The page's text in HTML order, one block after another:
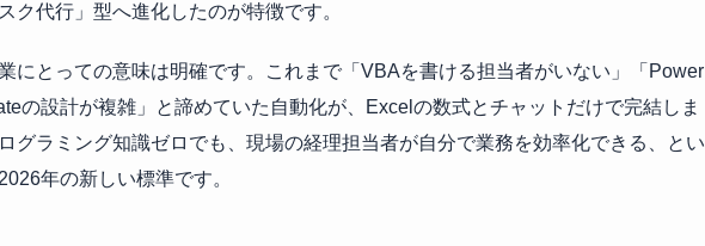
ク代行」型へ進化したのが特徴です。
にとっての意味は明確です。これまで「VBAを書ける担当者がいない」「Power
の設計が複雑」と諦めていた自動化が、Excelの数式とチャットだけで完結しま
グラミング知識ゼロでも、現場の経理担当者が自分で業務を効率化できる、とい
年の新しい標準です。